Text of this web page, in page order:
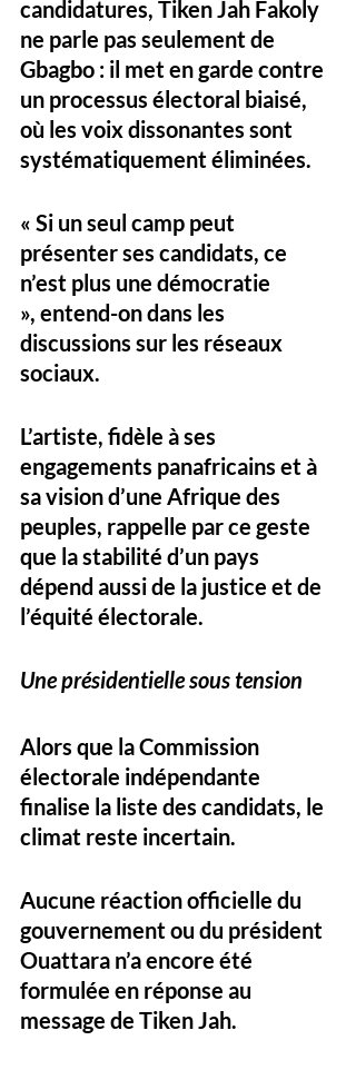
candidatures, Tiken Jah Fakoly
ne parle pas seulement de
Gbagbo : il met en garde contre
un processus électoral biaisé,
où les voix dissonantes sont
systématiquement éliminées.
« Si un seul camp peut
présenter ses candidats, ce
n’est plus une démocratie
», entend-on dans les
discussions sur les réseaux
sociaux.
L’artiste, fidèle à ses
engagements panafricains et à
sa vision d’une Afrique des
peuples, rappelle par ce geste
que la stabilité d’un pays
dépend aussi de la justice et de
l’équité électorale.
Une présidentielle sous tension
Alors que la Commission
électorale indépendante
finalise la liste des candidats, le
climat reste incertain.
Aucune réaction officielle du
gouvernement ou du président
Ouattara n’a encore été
formulée en réponse au
message de Tiken Jah.